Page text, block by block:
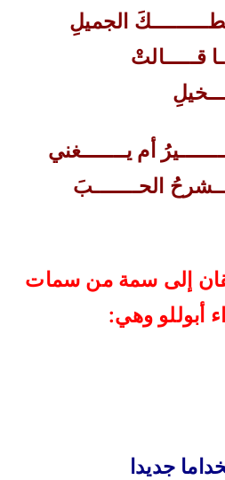
الجميلِ
قـــــالتْ
أم يـــــــغني
الحـــــــبَ
إلى سمة من سمات
أبوللو وهي:
جديدا